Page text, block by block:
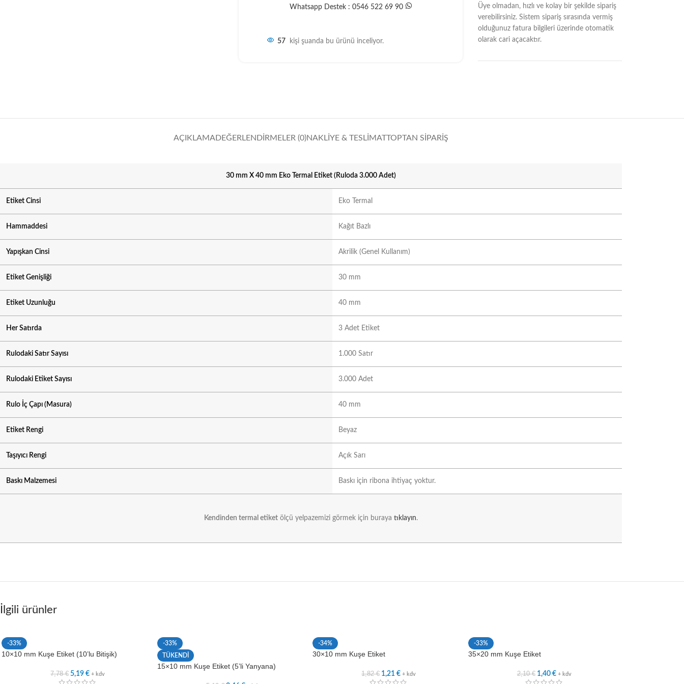
Whatsapp Destek : 0546 522 69 90
57 kişi şuanda bu ürünü inceliyor.
Üye olmadan, hızlı ve kolay bir şekilde sipariş
verebilirsiniz. Sistem sipariş sırasında vermiş
olduğunuz fatura bilgileri üzerinde otomatik
olarak cari açacaktır.
AÇIKLAMA DEĞERLENDIRMELER (0)NAKLIYE & TESLIMATTOPTAN SIPARIŞ
30 mm X 40 mm Eko Termal Etiket (Ruloda 3.000 Adet)
Etiket Cinsi Eko Termal
Hammaddesi Kağıt Bazlı
Yapışkan Cinsi Akrilik (Genel Kullanım)
Etiket Genişliği 30 mm
Etiket Uzunluğu 40 mm
Her Satırda 3 Adet Etiket
Rulodaki Satır Sayısı 1.000 Satır
Rulodaki Etiket Sayısı 3.000 Adet
Rulo İç Çapı (Masura) 40 mm
Etiket Rengi Beyaz
Taşıyıcı Rengi Açık Sarı
Baskı Malzemesi Baskı için ribona ihtiyaç yoktur.
Kendinden termal etiket ölçü yelpazemizi görmek için buraya tıklayın.
İlgili ürünler
-33%
10×10 mm Kuşe Etiket (10’lu Bitişik)
7,78€ 5,19€ + kdv
-33%
TÜKENDİ
15×10 mm Kuşe Etiket (5’li Yanyana)
-34%
30×10 mm Kuşe Etiket
1,82€ 1,21€ + kdv
-33%
35×20 mm Kuşe Etiket
2,10€ 1,40 € + kdv